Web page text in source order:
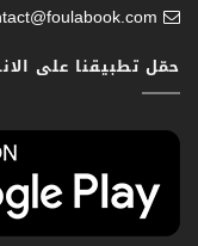
حمّل تطبيقنا على